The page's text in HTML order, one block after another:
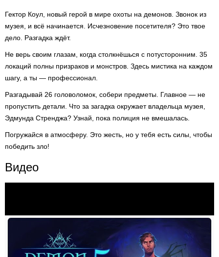
Гектор Коул, новый герой в мире охоты на демонов. Звонок из
музея, и всё начинается. Исчезновение посетителя? Это твое
дело. Разгадка ждёт.
Не верь своим глазам, когда столкнёшься с потусторонним. 35
локаций полны призраков и монстров. Здесь мистика на каждом
шагу, а ты — профессионал.
Разгадывай 26 головоломок, собери предметы. Главное — не
пропустить детали. Что за загадка окружает владельца музея,
Эдмунда Стренджа? Узнай, пока полиция не вмешалась.
Погружайся в атмосферу. Это жесть, но у тебя есть силы, чтобы
победить зло!
Видео